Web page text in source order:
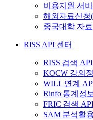
비용지원 서
해외자료신청
중국대학 자
RISS API 센터
RISS 검색 API
KOCW 강의
WILL 연계
Rinfo 통계정
FRIC 검색 API
SAM 분석활